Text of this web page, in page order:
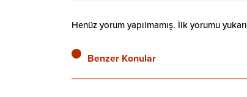
Henüz yorum yapılmamış. İlk yorumu
Benzer Konular